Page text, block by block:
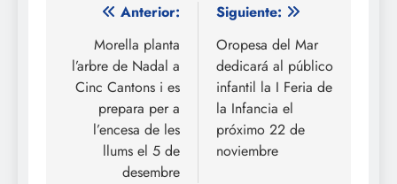
Navegación
entradas
Anterior:
Morella planta
l’arbre de Nadal a
Cinc Cantons i es
prepara per a
l’encesa de les
llums el 5 de
desembre
Siguiente:
Oropesa del Mar
dedicará al público
infantil la I Feria de
la Infancia el
próximo 22 de
noviembre